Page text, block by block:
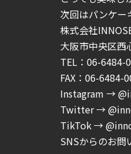
次回はパンケー
株式会社
大阪市中央区西
TEL：06-6484-
FAX：06-6484-
Instagram →
Twitter →
TikTok →
SNSからのお